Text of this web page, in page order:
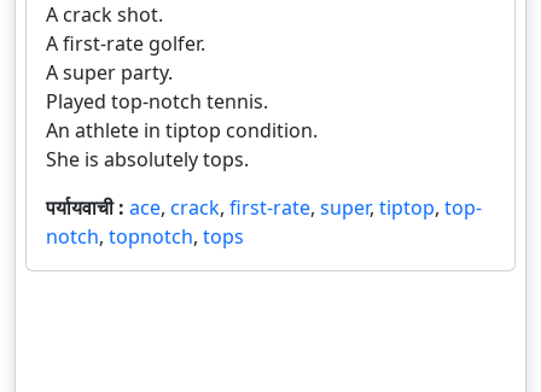
A crack shot.
A first-rate golfer.
A super party.
Played top-notch tennis.
An athlete in tiptop condition.
She is absolutely tops.
पर्यायवाची : ace, crack, first-rate, super, tiptop, top-
notch, topnotch, tops